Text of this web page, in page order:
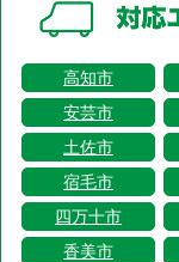
高知市
安芸市
土佐市
宿毛市
四万十市
香美市